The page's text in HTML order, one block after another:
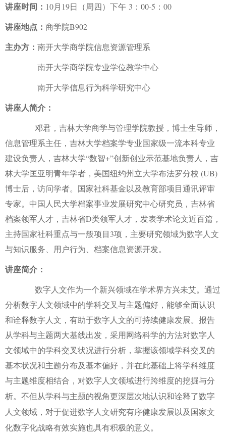
讲座时间： 10月 19日（周四）下午 3 ： 00-5 ： 00
讲座地点： 商学院B902
主办方： 南开大学商学院信息资源管理系
南开大学商学院专业学位教学中心
南开大学信息行为科学研究中心
讲座人简介：
邓君，吉林大学商学与管理学院教授，博士生导师，
信息管理系主任，吉林大学档案学专业国家级一流本科专业
建设负责人，吉林大学“数智+”创新创业示范基地负责人，吉
林大学匡亚明青年学者，美国纽约州立大学布法罗分校 (UB)
博士后，访问学者。国家社科基金以及教育部项目通讯评审
专家。中国人民大学档案事业发展研究中心研究员，吉林省
档案领军人才，吉林省D类领军人才，发表学术论文近百篇，
主持国家社科重点与一般项目3项，主要研究领域为数字人文
与知识服务、用户行为、档案信息资源开发。
讲座简介：
数字人文作为一个新兴领域在学术界方兴未艾。通过
分析数字人文领域中的学科交叉与主题偏好，能够全面认识
和诠释数字人文，有助于数字人文的可持续健康发展。报告
从学科与主题两大基线出发，采用网络科学的方法对数字人
文领域中的学科交叉状况进行分析，掌握该领域学科交叉的
基本状况和主题分布及基本偏好，并在此基础上将学科维度
与主题维度相结合，对数字人文领域进行跨维度的挖掘与分
析。不但从学科与主题的视角更深层次地认识和诠释了数字
人文领域，对于促进数字人文研究有序健康发展以及国家文
化数字化战略有效实施也具有积极的意义。